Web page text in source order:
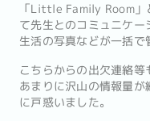
「Little Family Room」
て先生とのコミュニケ
生活の写真などが一括で
こちらからの出欠連絡等
あまりに沢山の情報量
に戸惑いました。